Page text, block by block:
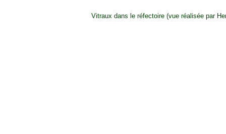
Vitraux dans le réfectoire (vue réalisée par